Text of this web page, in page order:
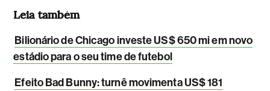
Leia também
Bilionário de Chicago investe US$ 650 mi em novo
estádio para o seu time de futebol
Efeito Bad Bunny: turnê movimenta US$ 181